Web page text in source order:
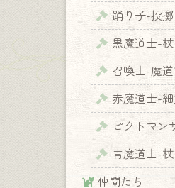
踊り子-投擲
黒魔道士-杖
召喚士-魔
赤魔道士-
ピクトマン
青魔道士-杖
仲間たち